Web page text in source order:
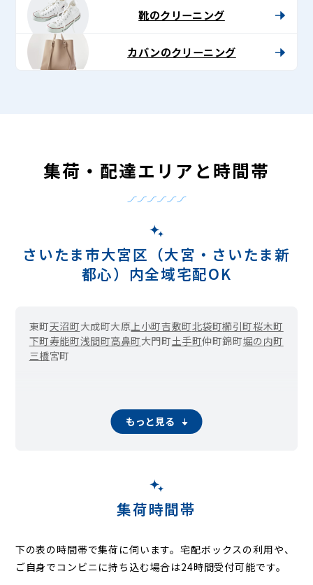
靴のクリーニング
カバンのクリーニング
集荷・配達エリアと時間帯
さいたま市大宮区（大宮・さいたま新
都心）内全域宅配OK
東町天沼町大成町大原 上小町吉敷町北袋町櫛引町桜木町
下町寿能町浅間町高鼻町大門町土手町仲町錦町堀の内町
三橋宮町
もっと見る
集荷時間帯
下の表の時間帯で集荷に伺います。宅配ボックスの利用や、
ご自身でコンビニに持ち込む場合は24時間受付可能です。